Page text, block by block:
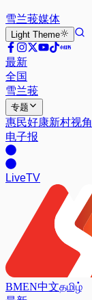
雪兰莪媒体
Light Theme
最新
全国
雪兰莪
专题
惠民好康新村视角
电子报
LiveTV
BMEN中文தமிழ்